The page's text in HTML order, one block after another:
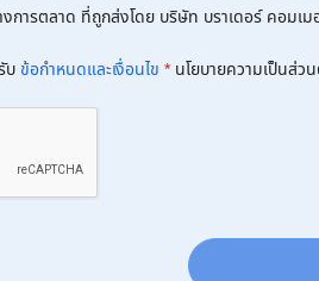
ารตลาด ที่ถูกส่งโดย บริษัท บราเดอร์ คอมเ
บข้อกำหนดและเงื่อนไข * นโยบายความเป็นส่ว